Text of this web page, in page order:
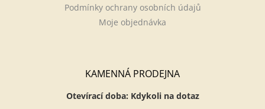
Podmínky ochrany osobních údajů
Moje objednávka
KAMENNÁ PRODEJNA
Otevírací doba: Kdykoli na dotaz